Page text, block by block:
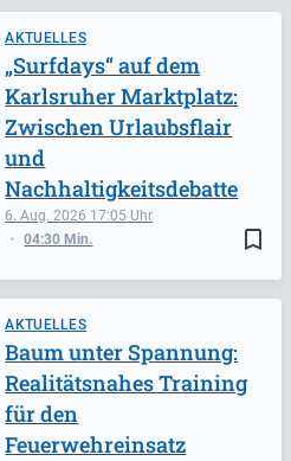
AKTUELLES
bookmark_border
6. Aug. 2026 17:05
04:30 Min.
„Surfdays“ auf dem
Karlsruher Marktplatz:
Zwischen Urlaubsflair
und
Nachhaltigkeitsdebatte
AKTUELLES
Baum unter Spannung:
Realitätsnahes Training
für den
Feuerwehreinsatz